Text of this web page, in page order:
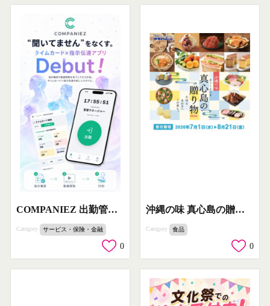
COMPANIEZ 出勤管理×指示伝達アプリ
Category サービス・保険・金融
0
沖縄の味 真心島の贈り物ギフト
Category 食品
0